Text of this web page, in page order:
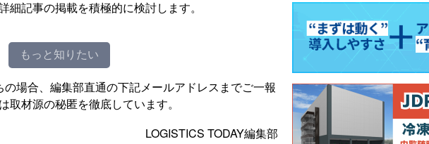
記事の掲載を積極的に検討します。
もっと知りたい
場合、編集部直通の下記メールアドレスまでご一報
材源の秘匿を徹底しています。
LOGISTICS TODAY編集部